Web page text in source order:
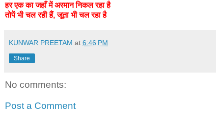
हर एक का जहाँ में अरमान निकल रहा है
तोपें भी चल रही हैं, जूता भी चल रहा है
KUNWAR PREETAM at 6:46 PM
Share
No comments:
Post a Comment